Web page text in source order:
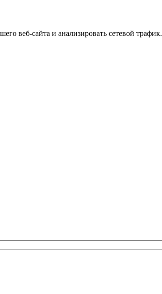
веб-сайта и анализировать сетевой трафик.